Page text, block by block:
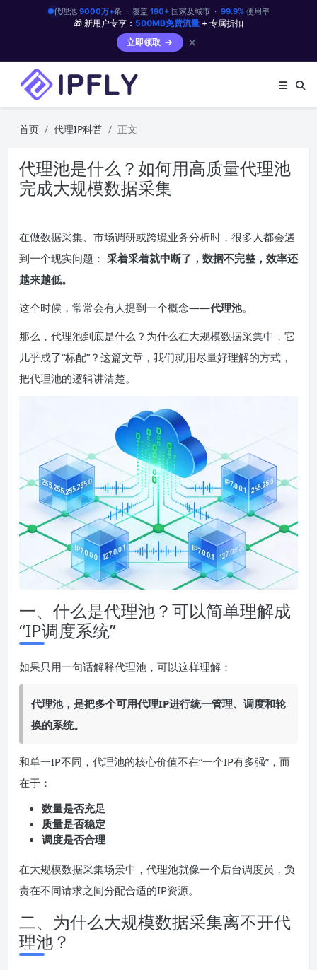
代理池 9000万+条 · 覆盖 190+国家及城市 · 99.9%使用率
🎁 新用户专享： 500MB免费流量 + 专属折扣
立即领取
✕
首页 代理IP科普 正文
代理池是什么？如何用高质量代理池
完成大规模数据采集
在做数据采集、市场调研或跨境业务分析时，很多人都会遇
到一个现实问题： 采着采着就中断了，数据不完整，效率还
越来越低。
这个时候，常常会有人提到一个概念——代理池。
那么，代理池到底是什么？为什么在大规模数据采集中，它
几乎成了“标配”？这篇文章，我们就用尽量好理解的方式，
把代理池的逻辑讲清楚。
一、什么是代理池？可以简单理解成
“IP调度系统”
如果只用一句话解释代理池，可以这样理解：
代理池，是把多个可用代理IP进行统一管理、调度和轮
换的系统。
和单一IP不同，代理池的核心价值不在“一个IP有多强”，而
在于：
数量是否充足
质量是否稳定
调度是否合理
在大规模数据采集场景中，代理池就像一个后台调度员，负
责在不同请求之间分配合适的IP资源。
二、为什么大规模数据采集离不开代
理池？